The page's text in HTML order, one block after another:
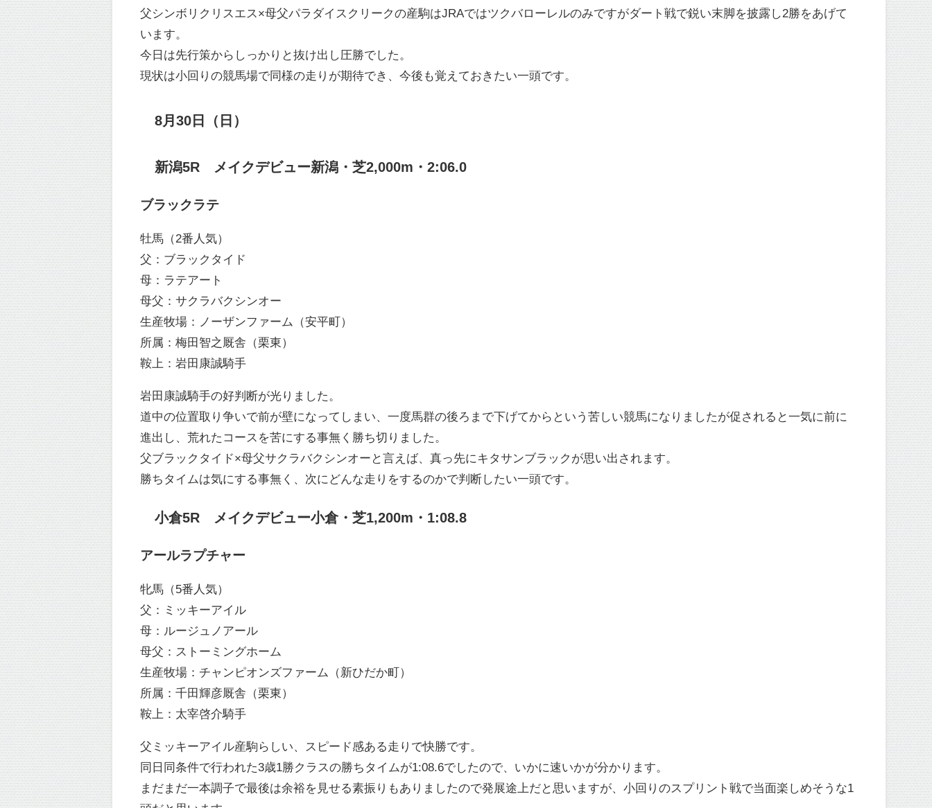
父シンボリクリスエス×母父パラダイスクリークの産駒はJRAではツクバローレルのみですがダート戦で鋭い末脚を披露し2勝をあげて
います。
今日は先行策からしっかりと抜け出し圧勝でした。
現状は小回りの競馬場で同様の走りが期待でき、今後も覚えておきたい一頭です。
8月30日（日）
新潟5R メイクデビュー新潟・芝2,000m・2:06.0
ブラックラテ
牡馬（2番人気）
父：ブラックタイド
母：ラテアート
母父：サクラバクシンオー
生産牧場：ノーザンファーム（安平町）
所属：梅田智之厩舎（栗東）
鞍上：岩田康誠騎手
岩田康誠騎手の好判断が光りました。
道中の位置取り争いで前が壁になってしまい、一度馬群の後ろまで下げてからという苦しい競馬になりましたが促されると一気に前に
進出し、荒れたコースを苦にする事無く勝ち切りました。
父ブラックタイド×母父サクラバクシンオーと言えば、真っ先にキタサンブラックが思い出されます。
勝ちタイムは気にする事無く、次にどんな走りをするのかで判断したい一頭です。
小倉5R メイクデビュー小倉・芝1,200m・1:08.8
アールラプチャー
牝馬（5番人気）
父：ミッキーアイル
母：ルージュノアール
母父：ストーミングホーム
生産牧場：チャンピオンズファーム（新ひだか町）
所属：千田輝彦厩舎（栗東）
鞍上：太宰啓介騎手
父ミッキーアイル産駒らしい、スピード感ある走りで快勝です。
同日同条件で行われた3歳1勝クラスの勝ちタイムが1:08.6でしたので、いかに速いかが分かります。
まだまだ一本調子で最後は余裕を見せる素振りもありましたので発展途上だと思いますが、小回りのスプリント戦で当面楽しめそうな1